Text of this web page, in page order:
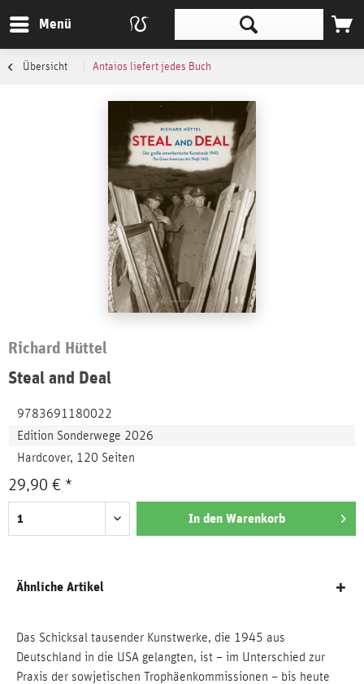
Menü
Übersicht Antaios liefert jedes Buch
Richard Hüttel
Steal and Deal
9783691180022
Edition Sonderwege 2026
Hardcover, 120 Seiten
29,90 € *
In den Warenkorb
Ähnliche Artikel
Das Schicksal tausender Kunstwerke, die 1945 aus
Deutschland in die USA gelangten, ist – im Unterschied zur
Praxis der sowjetischen Trophäenkommissionen – bis heute